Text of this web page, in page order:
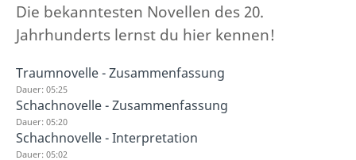
Die bekanntesten Novellen des 20.
Jahrhunderts lernst du hier kennen!
Traumnovelle - Zusammenfassung
Dauer: 05:25
Schachnovelle - Zusammenfassung
Dauer: 05:20
Schachnovelle - Interpretation
Dauer: 05:02